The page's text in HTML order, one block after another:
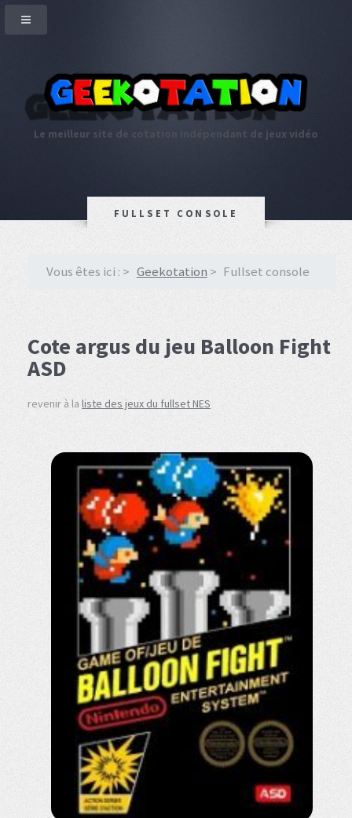
Le meilleur site de cotation indépendant de jeux vidéo
FULLSET CONSOLE
Vous êtes ici : Geekotation Fullset console
Cote argus du jeu Balloon Fight
ASD
revenir à la liste des jeux du fullset NES